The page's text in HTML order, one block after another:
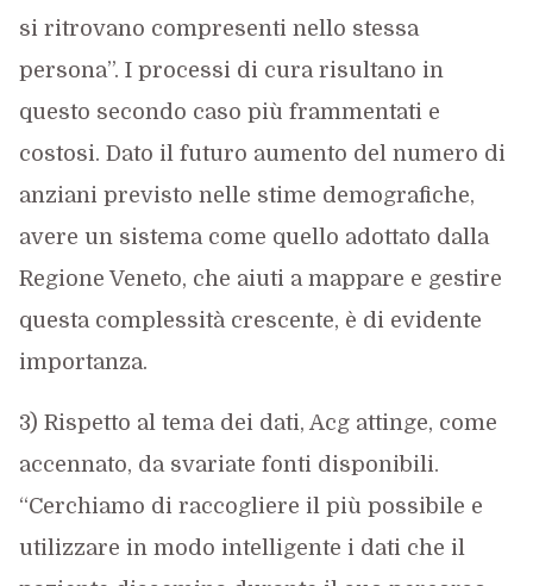
si ritrovano compresenti nello stessa
persona”. I processi di cura risultano in
questo secondo caso più frammentati e
costosi. Dato il futuro aumento del numero di
anziani previsto nelle stime demografiche,
avere un sistema come quello adottato dalla
Regione Veneto, che aiuti a mappare e gestire
questa complessità crescente, è di evidente
importanza.
3) Rispetto al tema dei dati, Acg attinge, come
accennato, da svariate fonti disponibili.
“Cerchiamo di raccogliere il più possibile e
utilizzare in modo intelligente i dati che il